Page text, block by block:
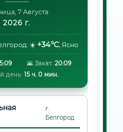
7 Августа
2026 г.
☀️ +34°C, Ясно
🌇 Закат: 20:09
день: 15 ч. 0 мин.
г.
Белгород